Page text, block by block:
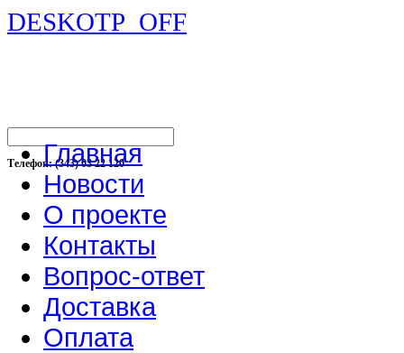
DESKOTP_OFF
Телефон: (343) 03 22 120
Главная
Новости
О проекте
Контакты
Вопрос-ответ
Доставка
Оплата